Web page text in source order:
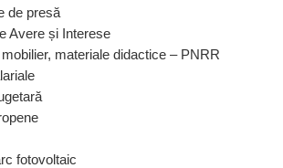
de presă
Avere și Interese
materiale didactice – PNRR
fotovoltaic